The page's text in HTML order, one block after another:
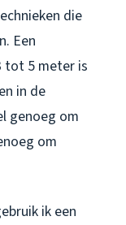
die
Een
tot 5 meter is
in de
genoeg om
om
ik een